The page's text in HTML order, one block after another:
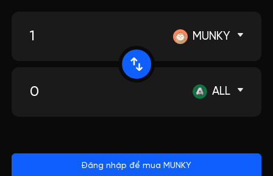
MUNKY
ALL
Đăng nhập để mua MUNKY